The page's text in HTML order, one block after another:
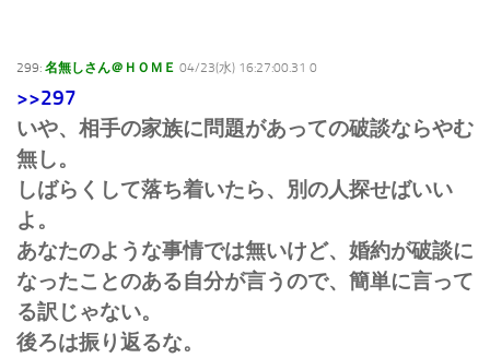
299: 名無しさん＠ＨＯＭＥ 04/23(水) 16:27:00.31 0
>>297
いや、相手の家族に問題があっての破談ならやむ
無し。
しばらくして落ち着いたら、別の人探せばいい
よ。
あなたのような事情では無いけど、婚約が破談に
なったことのある自分が言うので、簡単に言って
る訳じゃない。
後ろは振り返るな。